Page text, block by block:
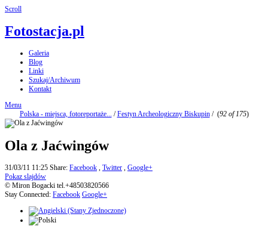
Scroll
Fotostacja.pl
Galeria
Blog
Linki
Szukaj/Archiwum
Kontakt
Menu
Polska - miejsca, fotoreportaże... /Festyn Archeologiczny Biskupin/ (92 of 175)
Ola z Jaćwingów
31/03/11 11:25 Share: Facebook , Twitter , Google+
Pokaz slajdów
© Miron Bogacki tel.+48503820566
Stay Connected: Facebook Google+